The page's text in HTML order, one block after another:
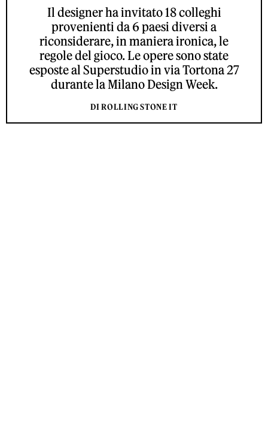
Il designer ha invitato 18 colleghi
provenienti da 6 paesi diversi a
riconsiderare, in maniera ironica, le
regole del gioco. Le opere sono state
esposte al Superstudio in via Tortona 27
durante la Milano Design Week.
DI ROLLING STONE IT